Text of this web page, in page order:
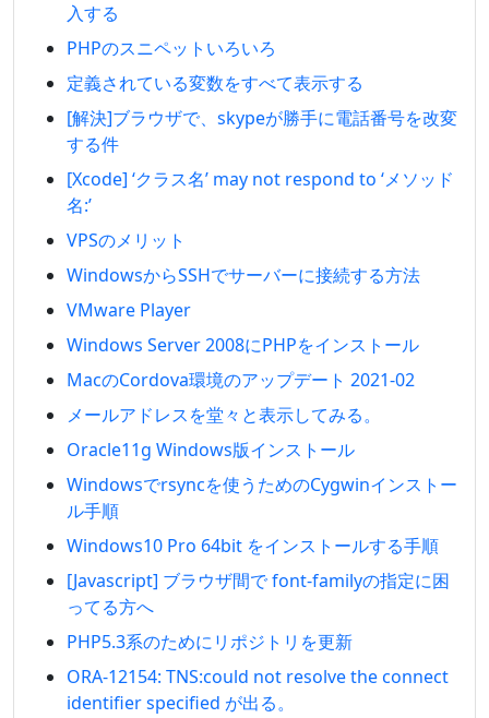
入する
PHPのスニペットいろいろ
定義されている変数をすべて表示する
[解決]ブラウザで、skypeが勝手に電話番号を改変
する件
[Xcode] ‘クラス名’ may not respond to ‘メソッド
名:’
VPSのメリット
WindowsからSSHでサーバーに接続する方法
VMware Player
Windows Server 2008にPHPをインストール
MacのCordova環境のアップデート 2021-02
メールアドレスを堂々と表示してみる。
Oracle11g Windows版インストール
Windowsでrsyncを使うためのCygwinインストー
ル手順
Windows10 Pro 64bit をインストールする手順
[Javascript] ブラウザ間で font-familyの指定に困
ってる方へ
PHP5.3系のためにリポジトリを更新
ORA-12154: TNS:could not resolve the connect
identifier specified が出る。